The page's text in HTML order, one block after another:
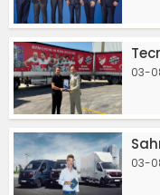
03-
03-